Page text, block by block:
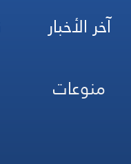
آخر الأخبار
منوعات